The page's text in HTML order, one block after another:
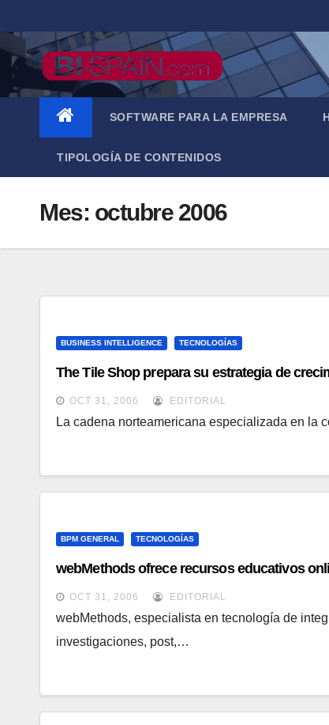
al
contenido
SOFTWARE PARA LA EMPRESA
TIPOLOGÍA DE CONTENIDOS
Mes: octubre 2006
BUSINESS INTELLIGENCE TECNOLOGÍAS
The Tile Shop prepara su estrategia de
OCT 31, 2006 EDITORIAL
La cadena norteamericana especializada en la
BPM GENERAL TECNOLOGÍAS
webMethods ofrece recursos educativos
OCT 31, 2006 EDITORIAL
webMethods, especialista en tecnología de
investigaciones, post,…